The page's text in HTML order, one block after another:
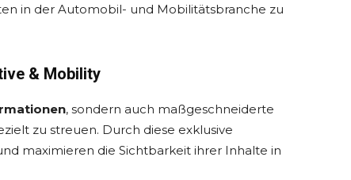
in der Automobil- und Mobilitätsbranche zu
& Mobility
, sondern auch maßgeschneiderte
zu streuen. Durch diese exklusive
maximieren die Sichtbarkeit ihrer Inhalte in